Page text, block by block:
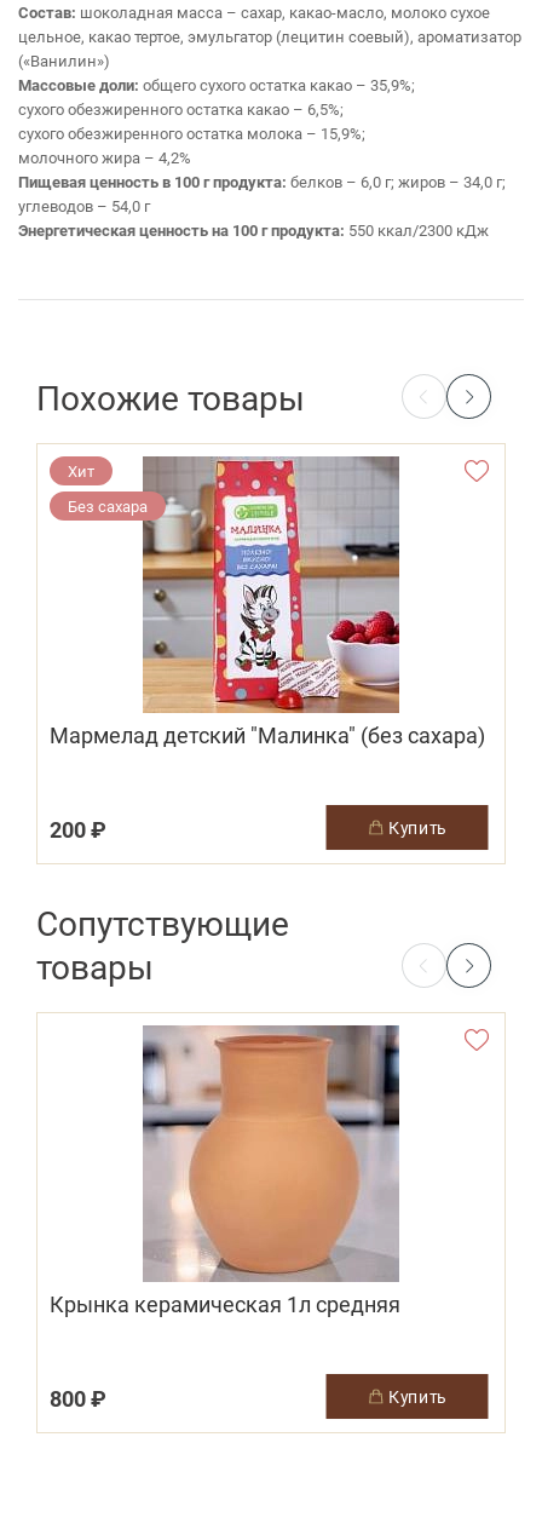
Состав: шоколадная масса – сахар, какао-масло, молоко сухое
цельное, какао тертое, эмульгатор (лецитин соевый), ароматизатор
(«Ванилин»)
Массовые доли: общего сухого остатка какао – 35,9%;
сухого обезжиренного остатка какао – 6,5%;
сухого обезжиренного остатка молока – 15,9%;
молочного жира – 4,2%
Пищевая ценность в 100 г продукта: белков – 6,0 г; жиров – 34,0 г;
углеводов – 54,0 г
Энергетическая ценность на 100 г продукта: 550 ккал/2300 кДж
Похожие товары
Хит
Без сахара
Мармелад детский "Малинка" (без сахара)
200 ₽ купить
Сопутствующие
товары
Крынка керамическая 1л средняя
800 ₽ купить